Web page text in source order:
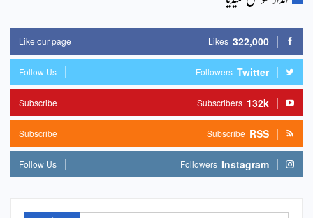
322,000
Likes
Like our page
Twitter
Followers
Follow Us
132k
Subscribers
Subscribe
RSS
Subscribe
Subscribe
Instagram
Followers
Follow Us